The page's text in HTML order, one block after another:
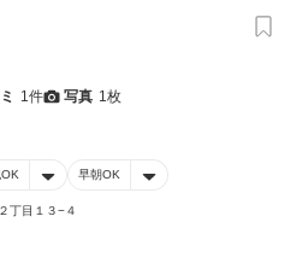
1件 写真 1枚
早朝OK
丁目１３−４